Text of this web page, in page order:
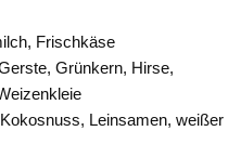
Frischkäse
Grünkern, Hirse,
Kokosnuss, Leinsamen, weißer